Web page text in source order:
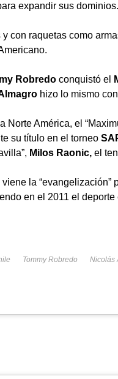
expandir sus dominios.
con raquetas como
Robredo conquistó el
hizo lo mismo con
Norte América, el
su título en el torneo
Milos Raonic, el
la “evangelización”
en el 2011 el deporte
Tommy Robredo Nicolás